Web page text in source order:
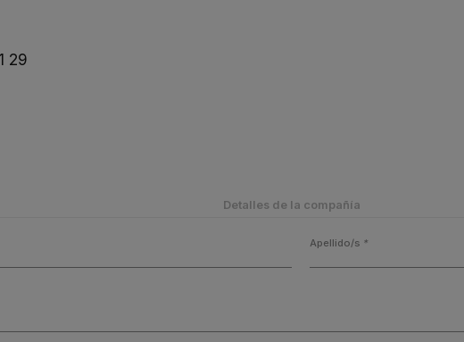
29
Detalles de la compañía
Apellido/s *